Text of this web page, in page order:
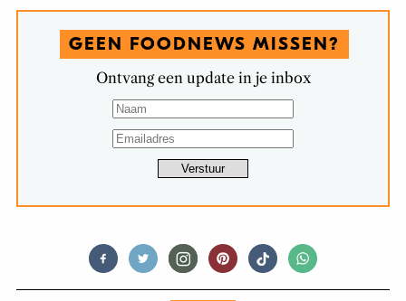
GEEN FOODNEWS MISSEN?
Ontvang een update in je inbox